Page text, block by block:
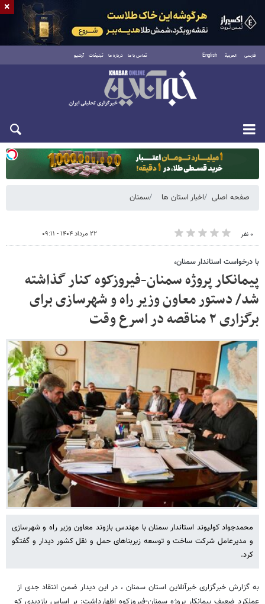
فارسی العربية English تماس با ما درباره ما تبلیغات آرشیو
یکشنبه ۱۸ مرداد ۱۴۰۵
صفحه اصلی اخبار استان ها سمنان
۰ نفر ۲۲ مرداد ۱۴۰۴ - ۰۹:۱۱
با درخواست استاندار سمنان،
پیمانکار پروژه سمنان-فیروزکوه کنار گذاشته
شد/ دستور معاون وزیر راه و شهرسازی برای
برگزاری ۲ مناقصه در اسرع وقت
محمدجواد کولیوند استاندار سمنان با مهندس بازوند معاون وزیر راه و شهرسازی
و مدیرعامل شرکت ساخت و توسعه زیربناهای حمل و نقل کشور دیدار و گفتگو
کرد.
به گزارش خبرگزاری خبرآنلاین استان سمنان ، در این دیدار ضمن انتقاد جدی از
×